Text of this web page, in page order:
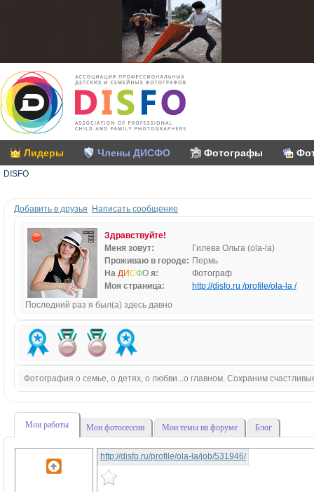
Лидеры Члены ДИСФО Фотографы
DISFO
Добавить в друзья Написать сообщение
Здравствуйте!
Меня зовут:
Гилева Ольга (ola-la)
Проживаю в городе: Пермь
На ДИСФО я:
Фотограф
Моя страница:
http://disfo.ru /profile/ola-la /
Последний раз я был(а) здесь давно
Фотография о семье, о детях, о любви...о главном. Сохраним
Мои работы Мои фотосессии Мои темы на форуме Блог
http://disfo.ru/profile/ola-la/job/531946/